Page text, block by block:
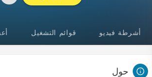
أشرطة فيديو قوائم التشغيل
حول